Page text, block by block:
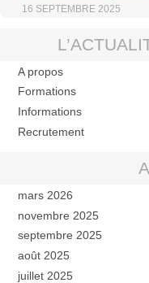
16 SEPTEMBRE 2025
A propos
Formations
Informations
Recrutement
mars 2026
novembre 2025
septembre 2025
août 2025
juillet 2025